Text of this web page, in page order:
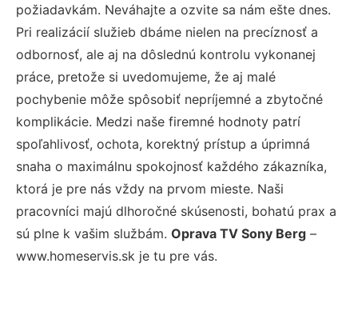
požiadavkám. Neváhajte a ozvite sa nám ešte dnes.
Pri realizácií služieb dbáme nielen na precíznosť a
odbornosť, ale aj na dôslednú kontrolu vykonanej
práce, pretože si uvedomujeme, že aj malé
pochybenie môže spôsobiť nepríjemné a zbytočné
komplikácie. Medzi naše firemné hodnoty patrí
spoľahlivosť, ochota, korektný prístup a úprimná
snaha o maximálnu spokojnosť každého zákazníka,
ktorá je pre nás vždy na prvom mieste. Naši
pracovníci majú dlhoročné skúsenosti, bohatú prax a
sú plne k vašim službám. Oprava TV Sony Berg –
www.homeservis.sk je tu pre vás.